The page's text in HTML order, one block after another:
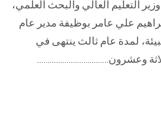
التعليم العالي والبحث العلمي،
علي عامر بوظيفة مدير عام
لمدة عام ثالث ينتهى في
وعشرون..................................